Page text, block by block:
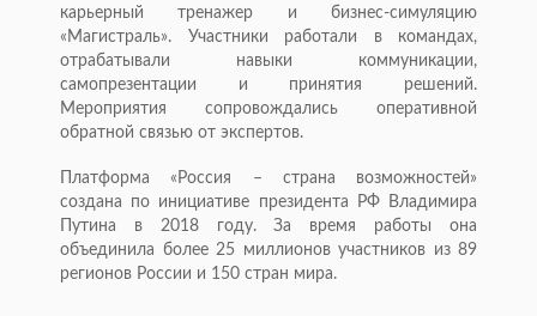
карьерный тренажер и бизнес-симуляцию
«Магистраль». Участники работали в командах,
отрабатывали навыки коммуникации,
самопрезентации и принятия решений.
Мероприятия сопровождались оперативной
обратной связью от экспертов.
Платформа «Россия – страна возможностей»
создана по инициативе президента РФ Владимира
Путина в 2018 году. За время работы она
объединила более 25 миллионов участников из 89
регионов России и 150 стран мира.